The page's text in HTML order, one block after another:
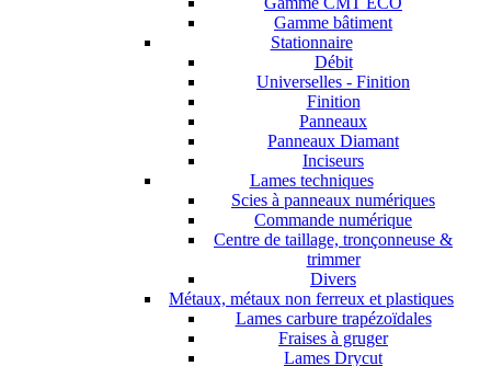
Gamme bâtiment
Stationnaire
Débit
Universelles - Finition
Finition
Panneaux
Panneaux Diamant
Inciseurs
Lames techniques
Scies à panneaux numériques
Commande numérique
Centre de taillage, tronçonneuse &
trimmer
Divers
Métaux, métaux non ferreux et plastiques
Lames carbure trapézoïdales
Fraises à gruger
Lames Drycut